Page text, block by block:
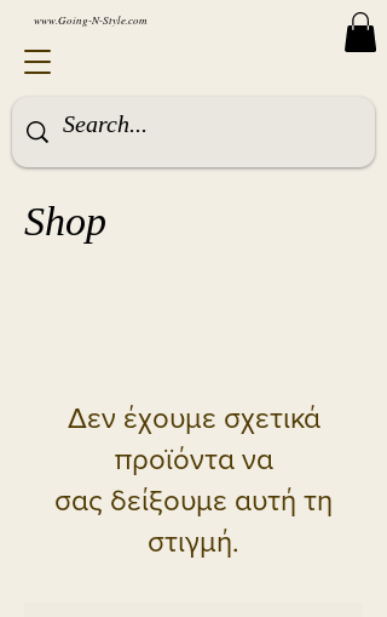
www.Going-N-Style.com
Shop
Δεν έχουμε σχετικά
προϊόντα να
σας δείξουμε αυτή τη
στιγμή.